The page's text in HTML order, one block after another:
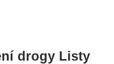
drogy Listy